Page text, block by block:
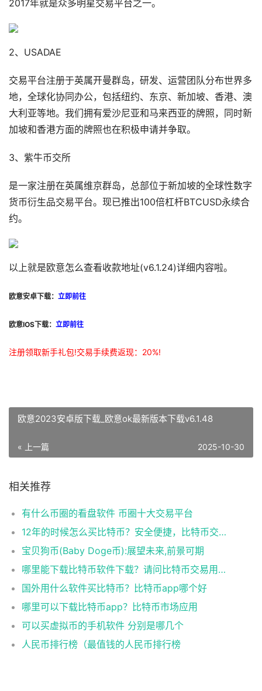
2017年就是众多明星交易平台之一。
2、USADAE
交易平台注册于英属开曼群岛，研发、运营团队分布世界多
地，全球化协同办公，包括纽约、东京、新加坡、香港、澳
大利亚等地。我们拥有爱沙尼亚和马来西亚的牌照，同时新
加坡和香港方面的牌照也在积极申请并争取。
3、紫牛币交所
是一家注册在英属维京群岛，总部位于新加坡的全球性数字
货币衍生品交易平台。现已推出100倍杠杆BTCUSD永续合
约。
以上就是欧意怎么查看收款地址(v6.1.24)详细内容啦。
欧意安卓下载： 立即前往
欧意IOS下载： 立即前往
注册领取新手礼包!交易手续费返现：20%!
欧意2023安卓版下载_欧意ok最新版本下载v6.1.48
« 上一篇 2025-10-30
相关推荐
有什么币圈的看盘软件 币圈十大交易平台
12年的时候怎么买比特币？安全便捷，比特币交易首选
宝贝狗币(Baby Doge币):展望未来,前景可期
哪里能下载比特币软件下载？请问比特币交易用什么软件
国外用什么软件买比特币？比特币app哪个好
哪里可以下载比特币app？比特币市场应用
可以买虚拟币的手机软件 分别是哪几个
人民币排行榜（最值钱的人民币排行榜